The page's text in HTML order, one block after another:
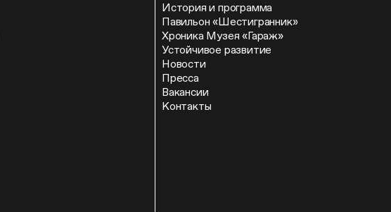
История и программа
Павильон «Шестигранник»
Хроника Музея «Гараж»
Устойчивое развитие
Новости
Пресса
Вакансии
Контакты